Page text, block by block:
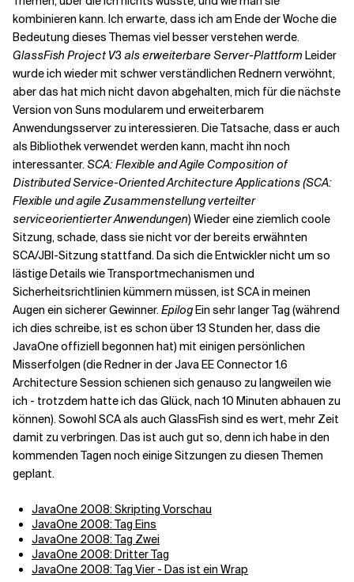
kombinieren kann. Ich erwarte, dass ich am Ende der Woche die
Bedeutung dieses Themas viel besser verstehen werde.
GlassFish Project V3 als erweiterbare Server-Plattform Leider
wurde ich wieder mit schwer verständlichen Rednern verwöhnt,
aber das hat mich nicht davon abgehalten, mich für die nächste
Version von Suns modularem und erweiterbarem
Anwendungsserver zu interessieren. Die Tatsache, dass er auch
als Bibliothek verwendet werden kann, macht ihn noch
interessanter.SCA: Flexible and Agile Composition of
Distributed Service-Oriented Architecture Applications (SCA:
Flexible und agile Zusammenstellung verteilter
serviceorientierter Anwendungen) Wieder eine ziemlich coole
Sitzung, schade, dass sie nicht vor der bereits erwähnten
SCA/JBI-Sitzung stattfand. Da sich die Entwickler nicht um so
lästige Details wie Transportmechanismen und
Sicherheitsrichtlinien kümmern müssen, ist SCA in meinen
Augen ein sicherer Gewinner.EpilogEin sehr langer Tag (während
ich dies schreibe, ist es schon über 13 Stunden her, dass die
JavaOne offiziell begonnen hat) mit einigen persönlichen
Misserfolgen (die Redner in der Java EE Connector 1.6
Architecture Session schienen sich genauso zu langweilen wie
ich - trotzdem hatte ich das Glück, nach 10 Minuten abhauen zu
können). Sowohl SCA als auch GlassFish sind es wert, mehr Zeit
damit zu verbringen. Das ist auch gut so, denn ich habe in den
kommenden Tagen noch einige Sitzungen zu diesen Themen
geplant.
JavaOne 2008: Skripting Vorschau
JavaOne 2008: Tag Eins
JavaOne 2008: Tag Zwei
JavaOne 2008: Dritter Tag
JavaOne 2008: Tag Vier - Das ist ein Wrap